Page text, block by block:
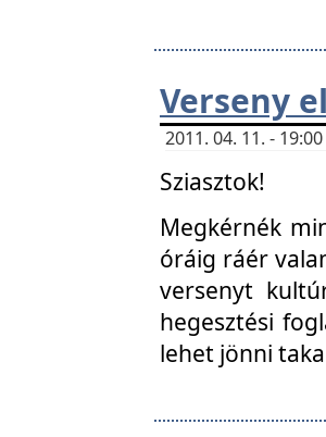
Verseny
2011. 04. 11. -
Sziasztok!
Megkérnék
óráig ráér
versenyt
hegesztési
lehet jönni